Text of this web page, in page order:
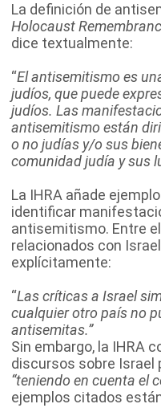
La definición de
Holocaust
dice textualmente:
“El antisemitismo es
judíos, que puede
judíos. Las
antisemitismo están
o no judías y/o sus
comunidad judía y sus
La IHRA añade
identificar
antisemitismo. Entre
relacionados con
explícitamente:
“Las críticas a Israel
cualquier otro país no
antisemitas.”
Sin embargo, la IHRA
discursos sobre Israel
“teniendo en cuenta el
ejemplos citados